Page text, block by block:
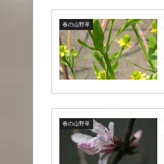
春の山野草
春の山野草